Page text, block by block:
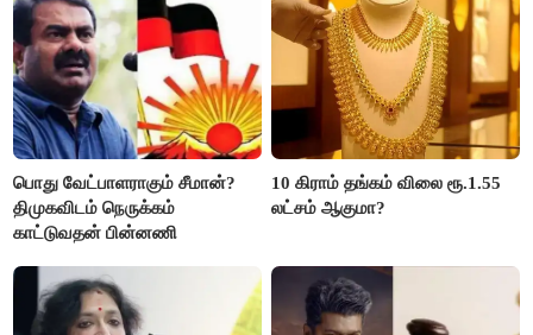
பொது வேட்பாளராகும் சீமான்?
திமுகவிடம் நெருக்கம்
காட்டுவதன் பின்னணி
10 கிராம் தங்கம் விலை ரூ.1.55
லட்சம் ஆகுமா?